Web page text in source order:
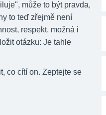
může to být pravda,
to teď zřejmě není
respekt, možná i
otázku: Je tahle
co cítí on. Zeptejte se